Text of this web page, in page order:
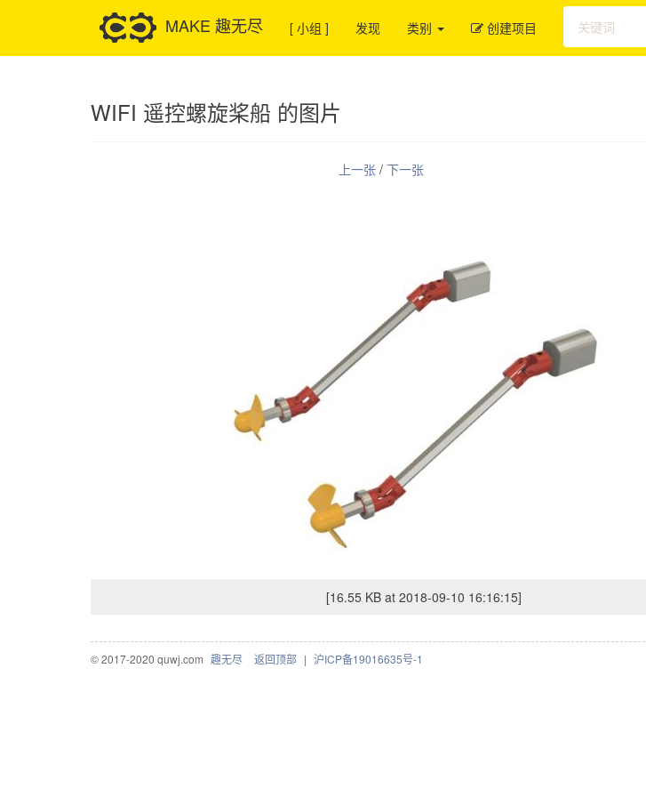
MAKE 趣无尽 [ 小组 ] 发现 类别 创建项目
WIFI 遥控螺旋桨船 的图片
上一张 / 下一张
[16.55 KB at 2018-09-10 16:16:15]
© 2017-2020 quwj.com 趣无尽 返回顶部 | 沪ICP备19016635号-1